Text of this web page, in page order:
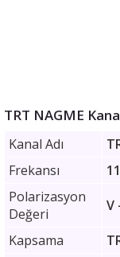
TRT NAGME
Kanal Adı
Frekansı
Polarizasyon
Değeri
V
Kapsama